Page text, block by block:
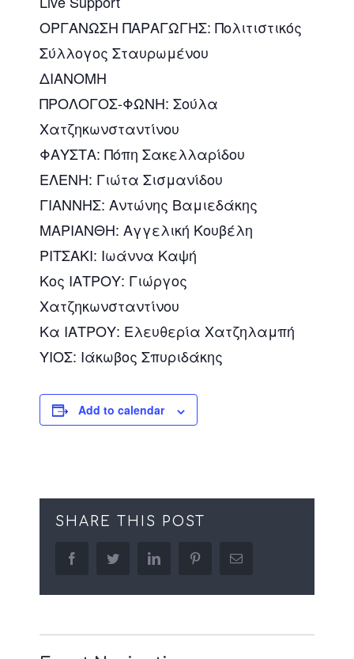
ΟΡΓΑΝΩΣΗ ΠΑΡΑΓΩΓΗΣ: Πολιτιστικός
Σύλλογος Σταυρωμένου
ΔΙΑΝΟΜΗ
ΠΡΟΛΟΓΟΣ-ΦΩΝΗ: Σούλα
Χατζηκωνσταντίνου
ΦΑΥΣΤΑ: Πόπη Σακελλαρίδου
ΕΛΕΝΗ: Γιώτα Σισμανίδου
ΓΙΑΝΝΗΣ: Αντώνης Βαμιεδάκης
ΜΑΡΙΑΝΘΗ: Αγγελική Κουβέλη
ΡΙΤΣΑΚΙ: Ιωάννα Καψή
Κος ΙΑΤΡΟΥ: Γιώργος
Χατζηκωνσταντίνου
Κα ΙΑΤΡΟΥ: Ελευθερία Χατζηλαμπή
ΥΙΟΣ: Ιάκωβος Σπυριδάκης
Add to calendar
SHARE THIS POST
facebooktwitter linkedin pinterestEmail